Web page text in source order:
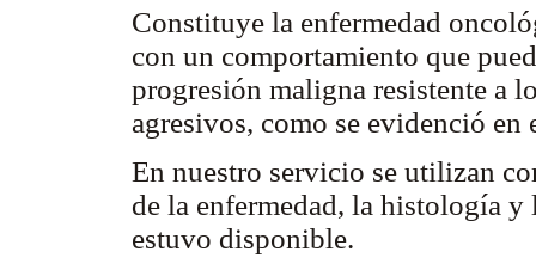
Constituye la enfermedad
con un comportamiento que
progresión maligna resistente a
agresivos, como se evidenció en
En nuestro servicio se utilizan
de la enfermedad, la histología
estuvo disponible.